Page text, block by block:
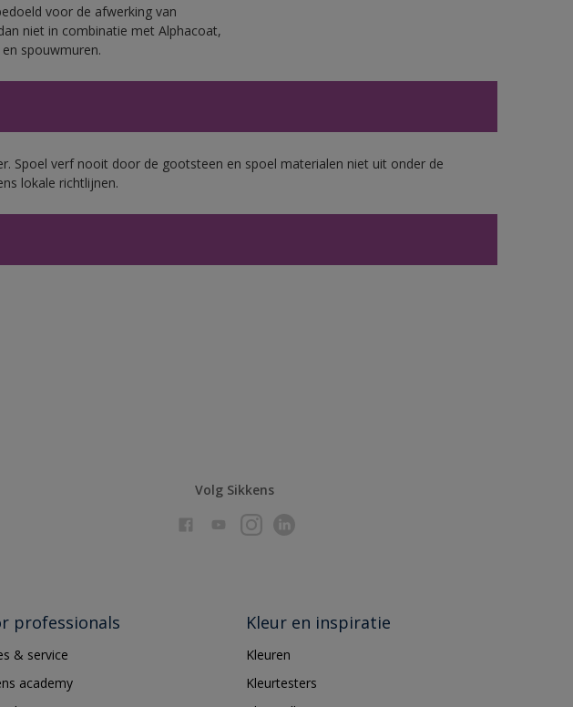
voor de afwerking van
niet in combinatie met Alphacoat,
spouwmuren.
Spoel verf nooit door de gootsteen en spoel materialen niet uit onder de
lokale richtlijnen.
Volg Sikkens
professionals
& service
academy
Kleur en inspiratie
Kleuren
Kleurtesters